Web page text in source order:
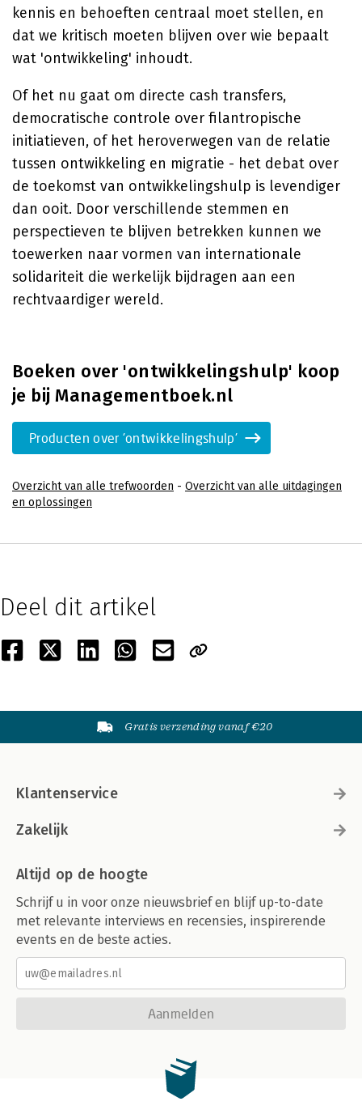
kennis en behoeften centraal moet stellen, en
dat we kritisch moeten blijven over wie bepaalt
wat 'ontwikkeling' inhoudt.
Of het nu gaat om directe cash transfers,
democratische controle over filantropische
initiatieven, of het heroverwegen van de relatie
tussen ontwikkeling en migratie - het debat over
de toekomst van ontwikkelingshulp is levendiger
dan ooit. Door verschillende stemmen en
perspectieven te blijven betrekken kunnen we
toewerken naar vormen van internationale
solidariteit die werkelijk bijdragen aan een
rechtvaardiger wereld.
Boeken over 'ontwikkelingshulp' koop
je bij Managementboek.nl
Producten over 'ontwikkelingshulp'
Overzicht van alle trefwoorden - Overzicht van alle uitdagingen
en oplossingen
Deel dit artikel
Gratis verzending vanaf €20
Klantenservice
Zakelijk
Altijd op de hoogte
Schrijf u in voor onze nieuwsbrief en blijf up-to-date
met relevante interviews en recensies, inspirerende
events en de beste acties.
Aanmelden